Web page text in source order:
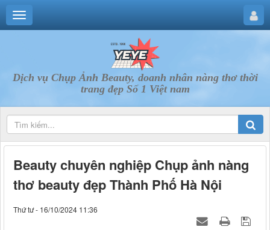
Dịch vụ Chụp Ảnh Beauty, doanh nhân nàng thơ thời
trang đẹp Số 1 Việt nam
Beauty chuyên nghiệp Chụp ảnh nàng
thơ beauty đẹp Thành Phố Hà Nội
Thứ tư - 16/10/2024 11:36